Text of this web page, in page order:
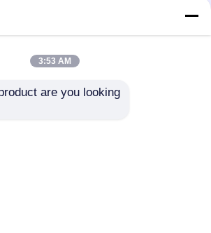
3:53 AM
are you looking